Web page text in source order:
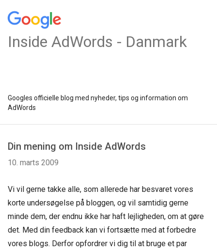
Inside AdWords - Danmark
Googles officielle blog med nyheder, tips og information om
AdWords
Din mening om Inside AdWords
10. marts 2009
Vi vil gerne takke alle, som allerede har besvaret vores
korte undersøgelse på bloggen, og vil samtidig gerne
minde dem, der endnu ikke har haft lejligheden, om at gøre
det. Med din feedback kan vi fortsætte med at forbedre
vores blogs. Derfor opfordrer vi dig til at bruge et par